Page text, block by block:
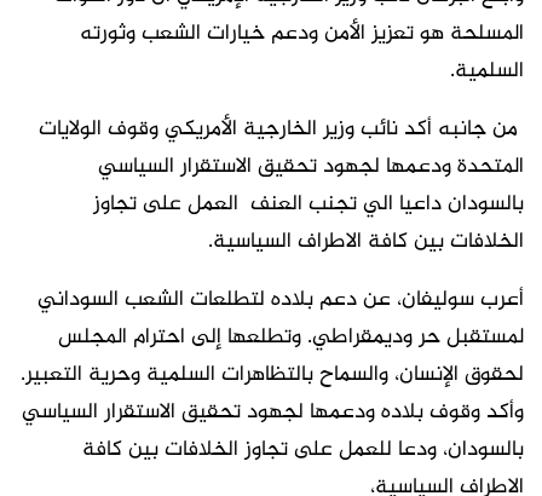
المسلحة هو تعزيز الأمن ودعم خيارات الشعب وثورته
السلمية.
من جانبه أكد نائب وزير الخارجية الأمريكي وقوف الولايات
المتحدة ودعمها لجهود تحقيق الاستقرار السياسي
بالسودان داعيا الي تجنب العنف العمل على تجاوز
الخلافات بين كافة الاطراف السياسية.
أعرب سوليفان، عن دعم بلاده لتطلعات الشعب السوداني
لمستقبل حر وديمقراطي. وتطلعها إلى احترام المجلس
لحقوق الإنسان، والسماح بالتظاهرات السلمية وحرية التعبير.
وأكد وقوف بلاده ودعمها لجهود تحقيق الاستقرار السياسي
بالسودان، ودعا للعمل على تجاوز الخلافات بين كافة
الاطراف السياسية،